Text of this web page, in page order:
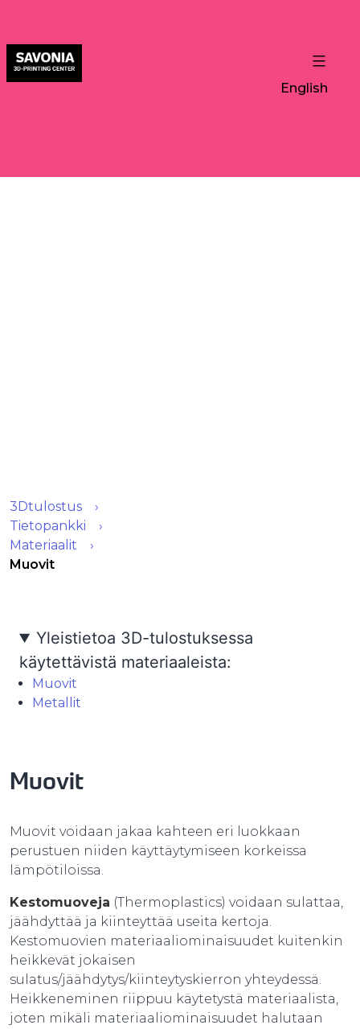
English
3Dtulostus
Tietopankki
Materiaalit
Muovit
Yleistietoa 3D-tulostuksessa
käytettävistä materiaaleista:
Muovit
Metallit
Muovit
Muovit voidaan jakaa kahteen eri luokkaan
perustuen niiden käyttäytymiseen korkeissa
lämpötiloissa.
Kestomuoveja (Thermoplastics) voidaan sulattaa,
jäähdyttää ja kiinteyttää useita kertoja.
Kestomuovien materiaaliominaisuudet kuitenkin
heikkevät jokaisen
sulatus/jäähdytys/kiinteytyskierron yhteydessä.
Heikkeneminen riippuu käytetystä materiaalista,
joten mikäli materiaaliominaisuudet halutaan